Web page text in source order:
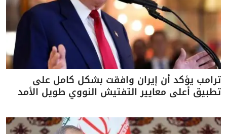
ترامب يؤكد أن إيران وافقت بشكل كامل على
تطبيق أعلى معايير التفتيش النووي طويل الأمد